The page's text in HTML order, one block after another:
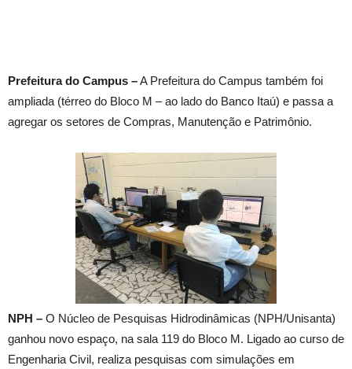
Prefeitura do Campus –A Prefeitura do Campus também foi
ampliada (térreo do Bloco M – ao lado do Banco Itaú) e passa a
agregar os setores de Compras, Manutenção e Patrimônio.
NPH – O Núcleo de Pesquisas Hidrodinâmicas (NPH/Unisanta)
ganhou novo espaço, na sala 119 do Bloco M. Ligado ao curso de
Engenharia Civil, realiza pesquisas com simulações em